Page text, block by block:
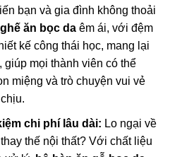
bạn và gia đình không thoải
ghế ăn bọc daêm ái, với đệm
kế công thái học, mang lại
mọi thành viên có thể
miệng và trò chuyện vui vẻ
chi phí lâu dài: Lo ngại về
thế nội thất? Với chất liệu